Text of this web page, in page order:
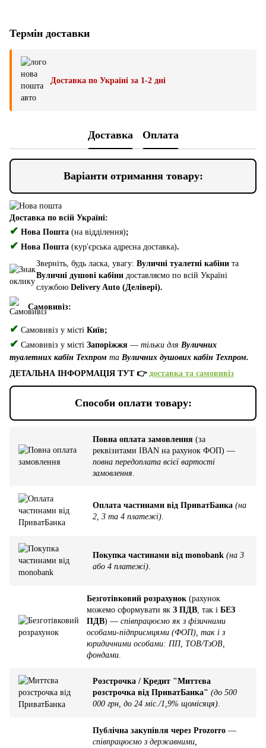
Термін доставки
Доставка по Україні за 1-2 дні
Доставка Оплата
Варіанти отримання товару:
Доставка по всій Україні:
✔ Нова Пошта (на відділення);
✔ Нова Пошта (кур'єрська адресна доставка).
Зверніть, будь ласка, увагу: Вуличні туалетні кабіни та
Вуличні душові кабіни доставляємо по всій Україні
службою Delivery Auto (Делівері).
Самовивіз:
✔ Самовивіз у місті Київ;
✔ Самовивіз у місті Запоріжжя — тільки для Вуличних
туалетних кабін Техпром та Вуличних душових кабін Техпром.
ДЕТАЛЬНА ІНФОРМАЦІЯ ТУТ 👉 доставка та самовивіз
Способи оплати товару:
Повна оплата замовлення (за
реквізитами IBAN на рахунок ФОП) —
повна передоплата всієї вартості
замовлення
Оплата частинами від ПриватБанка (на
2, 3 та 4 платежі)
Покупка частинами від monobank (на 3
або 4 платежі)
Безготівковий розрахунок (рахунок
можемо сформувати як З ПДВ , так і БЕЗ
ПДВ) — співпрацюємо як з фізичними
особами-підприємцями (ФОП), так і з
юридичними особами: ПП, ТОВ/ТзОВ,
фондами
Розстрочка / Кредит "Миттєва
розстрочка від ПриватБанка" (до 500
000 грн, до 24 міс./1,9% щомісяця).
Публічна закупівля через Prozorro —
співпрацюємо з державними,